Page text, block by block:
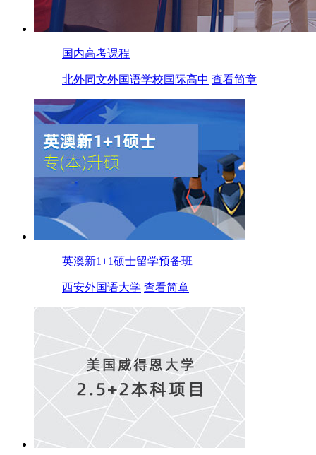
国内高考课程
北外同文外国语学校国际高中 查看简章
英澳新1+1硕士留学预备班
西安外国语大学 查看简章